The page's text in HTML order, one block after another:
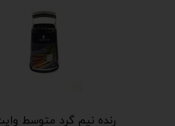
رنده نیم گرد متوسط